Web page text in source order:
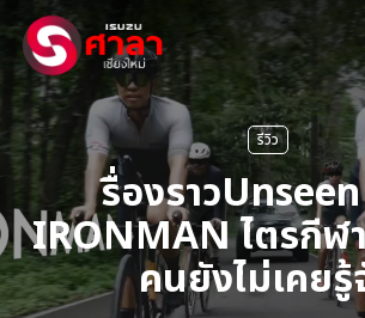
รีวิว
รื่องราว
IRONMAN ไตรกีฬ
คนยังไม่เคย